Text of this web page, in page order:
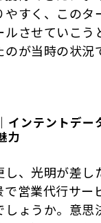
やすく、この
ルさせていこう
が当時の状況
ンテントデー
力
し、光明が差し
で営業代行サー
しょうか。意思